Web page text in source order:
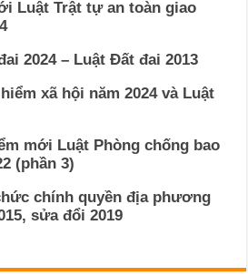
Luật Trật tự an toàn giao
2024 – Luật Đất đai 2013
xã hội năm 2024 và Luật
mới Luật Phòng chống bao
(phần 3)
chính quyền địa phương
sửa đổi 2019